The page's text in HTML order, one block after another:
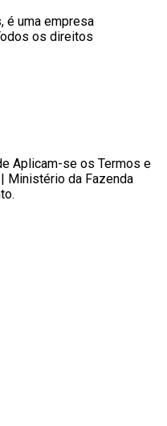
é uma empresa
os direitos
Aplicam-se os Termos e
Ministério da Fazenda